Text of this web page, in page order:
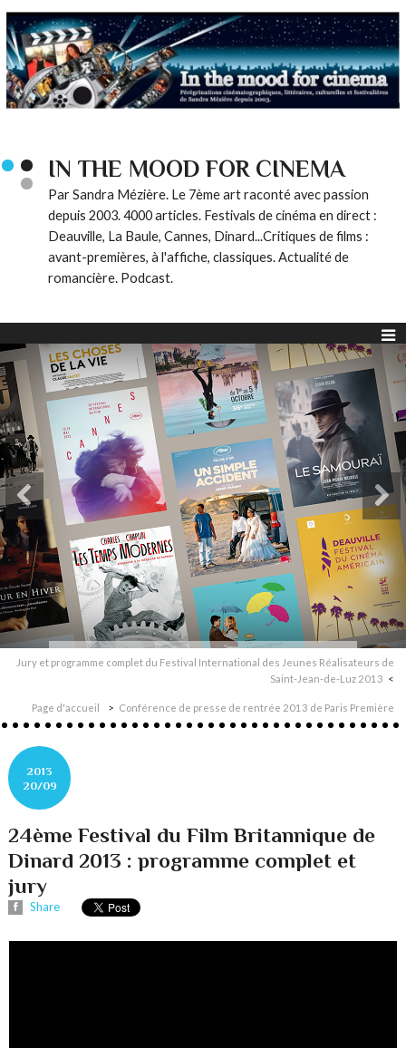
IN THE MOOD FOR CINEMA
Par Sandra Mézière. Le 7ème art raconté avec passion
depuis 2003. 4000 articles. Festivals de cinéma en direct :
Deauville, La Baule, Cannes, Dinard...Critiques de films :
avant-premières, à l'affiche, classiques. Actualité de
romancière. Podcast.
Jury et programme complet du Festival International des Jeunes Réalisateurs de
Saint-Jean-de-Luz 2013
Page d'accueil Conférence de presse de rentrée 2013 de Paris Première
2013
20/09
24ème Festival du Film Britannique de
Dinard 2013 : programme complet et
jury
Share